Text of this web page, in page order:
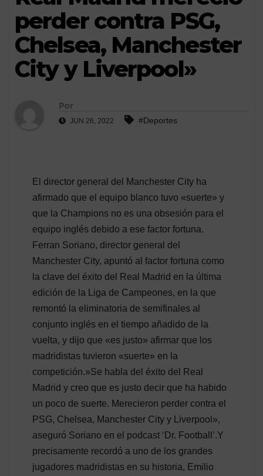
perder contra PSG,
Chelsea, Manchester
City y Liverpool»
Por
JUN 26, 2022 #Deportes
El director general del Manchester City ha
afirmado que el equipo blanco tuvo «suerte» y
que la Champions no es una obsesión para el
equipo inglés debido a ese factor fortuna.
Ferran Soriano, director general del
Manchester City, apuntó al factor fortuna como
la clave del éxito del Real Madrid en la última
edición de la Liga de Campeones, en la que
remontó la eliminatoria de semifinales al
conjunto inglés en el tiempo añadido de la
vuelta, y dijo que «es justo» afirmar que los
madridistas tuvieron «suerte» en la
competición.»Se habla del éxito del Real
Madrid y creo que es justo decir que ha habido
un poco de suerte. Merecieron perder contra el
PSG, Chelsea, Manchester City y Liverpool»,
aseguró Soriano en el podcast ‘Dr. Football’.Y
precisamente recordó a uno de los grandes
jugadores madridistas en su historia, Emilio